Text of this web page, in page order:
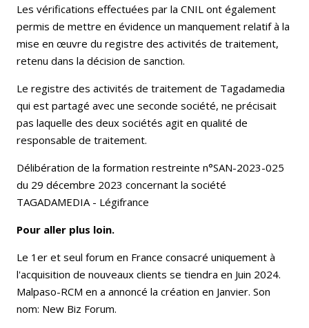
Les vérifications effectuées par la CNIL ont également
permis de mettre en évidence un manquement relatif à la
mise en œuvre du registre des activités de traitement,
retenu dans la décision de sanction.
Le registre des activités de traitement de Tagadamedia
qui est partagé avec une seconde société, ne précisait
pas laquelle des deux sociétés agit en qualité de
responsable de traitement.
Délibération de la formation restreinte n°SAN-2023-025
du 29 décembre 2023 concernant la société
TAGADAMEDIA - Légifrance
Pour aller plus loin.
Le 1er et seul forum en France consacré uniquement à
l'acquisition de nouveaux clients se tiendra en Juin 2024.
Malpaso-RCM en a annoncé la création en Janvier. Son
nom: New Biz Forum.